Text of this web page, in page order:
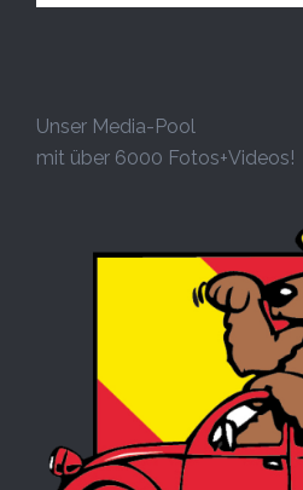
Unser Media-Pool
mit über 6000 Fotos+Videos!